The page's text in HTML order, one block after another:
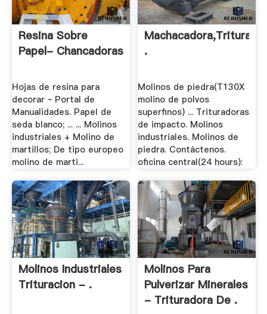
Resina Sobre
Papel- Chancadoras
Hojas de resina para
decorar ~ Portal de
Manualidades. Papel de
seda blanco; ... ... Molinos
industriales + Molino de
martillos; De tipo europeo
molino de marti...
.
Molinos de piedra(T130X
molino de polvos
superfinos) ... Trituradoras
de impacto. Molinos
industriales. Molinos de
piedra. Contáctenos.
oficina central(24 hours):
Molinos Industriales
Trituracion - .
Molinos Para
Pulverizar Minerales
- Trituradora De .